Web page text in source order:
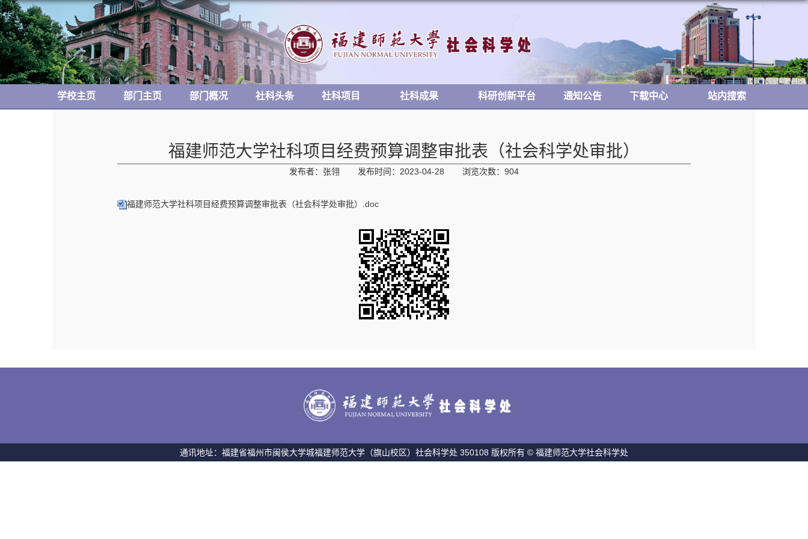
学校主页 部门主页 部门概况 社科头条 社科项目 社科成果 科研创新平台 通知公告 下载中心 站内搜索
福建师范大学社科项目经费预算调整审批表（社会科学处审批）
发布者：张翎 发布时间：2023-04-28 浏览次数： 904
福建师范大学社科项目经费预算调整审批表（社会科学处审批）.doc
通讯地址：福建省福州市闽侯大学城福建师范大学（旗山校区）社会科学处 350108 版权所有 © 福建师范大学社会科学处